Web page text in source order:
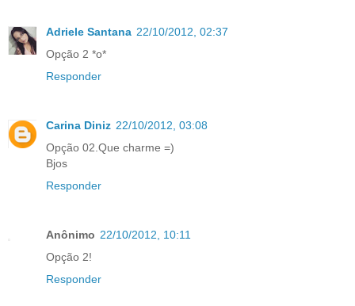
Adriele Santana 22/10/2012, 02:37
Opção 2 *o*
Responder
Carina Diniz 22/10/2012, 03:08
Opção 02.Que charme =)
Bjos
Responder
Anônimo 22/10/2012, 10:11
Opção 2!
Responder